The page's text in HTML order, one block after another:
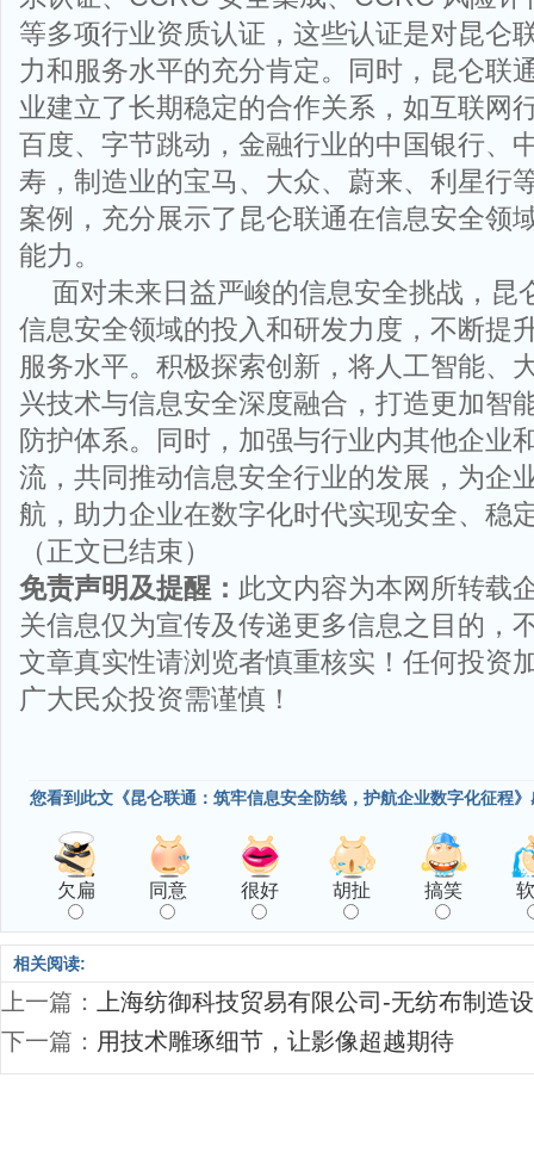
等多项行业资质认证，这些认证是对昆仑
力和服务水平的充分肯定。同时，昆仑联
业建立了长期稳定的合作关系，如互联网
百度、字节跳动，金融行业的中国银行、
寿，制造业的宝马、大众、蔚来、利星行
案例，充分展示了昆仑联通在信息安全领
能力。
面对未来日益严峻的信息安全挑战，昆
信息安全领域的投入和研发力度，不断提
服务水平。积极探索创新，将人工智能、
兴技术与信息安全深度融合，打造更加智
防护体系。同时，加强与行业内其他企业
流，共同推动信息安全行业的发展，为企
航，助力企业在数字化时代实现安全、稳
（正文已结束）
免责声明及提醒： 此文内容为本网所转载
关信息仅为宣传及传递更多信息之目的，
文章真实性请浏览者慎重核实！任何投资
广大民众投资需谨慎！
您看到此文《昆仑联通：筑牢信息安全防线，护航企业数字化征程》
欠扁 同意 很好 胡扯 搞笑
相关阅读:
上一篇：
上海纺御科技贸易有限公司-无纺布制造
下一篇： 用技术雕琢细节，让影像超越期待